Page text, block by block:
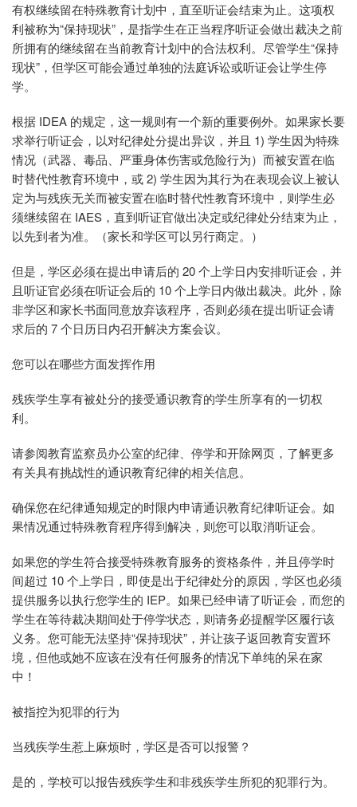
有权继续留在特殊教育计划中，直至听证会结束为止。这项权
利被称为“保持现状”，是指学生在正当程序听证会做出裁决之前
所拥有的继续留在当前教育计划中的合法权利。尽管学生“保持
现状”，但学区可能会通过单独的法庭诉讼或听证会让学生停
学。
根据 IDEA 的规定，这一规则有一个新的重要例外。如果家长要
求举行听证会，以对纪律处分提出异议，并且 1) 学生因为特殊
情况（武器、毒品、严重身体伤害或危险行为）而被安置在临
时替代性教育环境中，或 2) 学生因为其行为在表现会议上被认
定为与残疾无关而被安置在临时替代性教育环境中，则学生必
须继续留在 IAES，直到听证官做出决定或纪律处分结束为止，
以先到者为准。（家长和学区可以另行商定。）
但是，学区必须在提出申请后的 20 个上学日内安排听证会，并
且听证官必须在听证会后的 10 个上学日内做出裁决。此外，除
非学区和家长书面同意放弃该程序，否则必须在提出听证会请
求后的 7 个日历日内召开解决方案会议。
您可以在哪些方面发挥作用
残疾学生享有被处分的接受通识教育的学生所享有的一切权
利。
请参阅教育监察员办公室的纪律、停学和开除网页，了解更多
有关具有挑战性的通识教育纪律的相关信息。
确保您在纪律通知规定的时限内申请通识教育纪律听证会。如
果情况通过特殊教育程序得到解决，则您可以取消听证会。
如果您的学生符合接受特殊教育服务的资格条件，并且停学时
间超过 10 个上学日，即使是出于纪律处分的原因，学区也必须
提供服务以执行您学生的 IEP。如果已经申请了听证会，而您的
学生在等待裁决期间处于停学状态，则请务必提醒学区履行该
义务。您可能无法坚持“保持现状”，并让孩子返回教育安置环
境，但他或她不应该在没有任何服务的情况下单纯的呆在家
中！
被指控为犯罪的行为
当残疾学生惹上麻烦时，学区是否可以报警？
是的，学校可以报告残疾学生和非残疾学生所犯的犯罪行为。